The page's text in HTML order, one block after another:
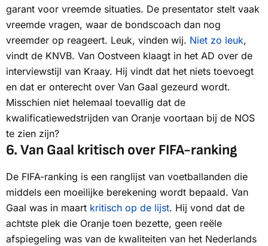
garant voor vreemde situaties. De presentator stelt vaak
vreemde vragen, waar de bondscoach dan nog
vreemder op reageert. Leuk, vinden wij. Niet zo leuk,
vindt de KNVB. Van Oostveen klaagt in het AD over de
interviewstijl van Kraay. Hij vindt dat het niets toevoegt
en dat er onterecht over Van Gaal gezeurd wordt.
Misschien niet helemaal toevallig dat de
kwalificatiewedstrijden van Oranje voortaan bij de NOS
te zien zijn?
6. Van Gaal kritisch over FIFA-ranking
De FIFA-ranking is een ranglijst van voetballanden die
middels een moeilijke berekening wordt bepaald. Van
Gaal was in maart kritisch op de lijst. Hij vond dat de
achtste plek die Oranje toen bezette, geen reële
afspiegeling was van de kwaliteiten van het Nederlands